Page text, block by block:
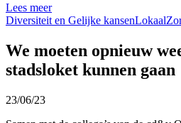
Lees meer
Diversiteit en Gelijke kansenLokaal
We moeten opnieuw
stadsloket kunnen gaan
23/06/23